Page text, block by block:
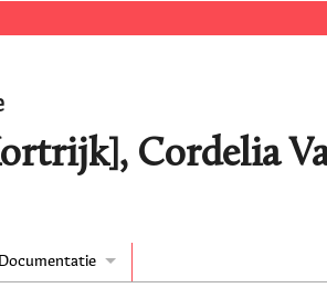
Cordelia
Documentatie